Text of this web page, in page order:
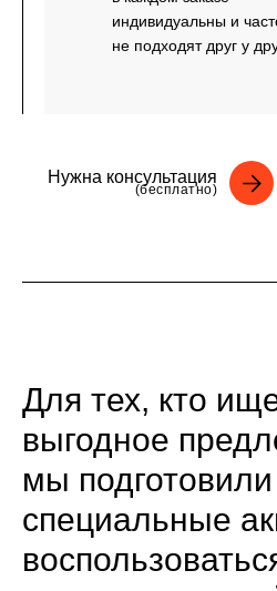
Нужна консультация
(бесплатно)
индивидуальны и
не подходят друг у
Для тех, кто
выгодное
мы подготовили
специальные